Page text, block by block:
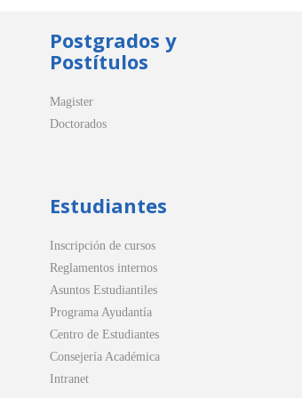
Postgrados y
Postítulos
Magister
Doctorados
Estudiantes
Inscripción de cursos
Reglamentos internos
Asuntos Estudiantiles
Programa Ayudantía
Centro de Estudiantes
Consejería Académica
Intranet